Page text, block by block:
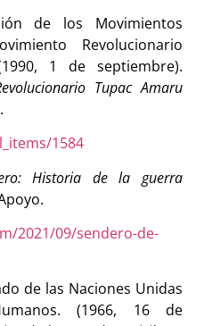
de los Movimientos
Revolucionario
1 de septiembre).
Tupac Amaru
.
1584
Historia de la guerra
2021/09/sendero-de-
de las Naciones Unidas
(1966, 16 de